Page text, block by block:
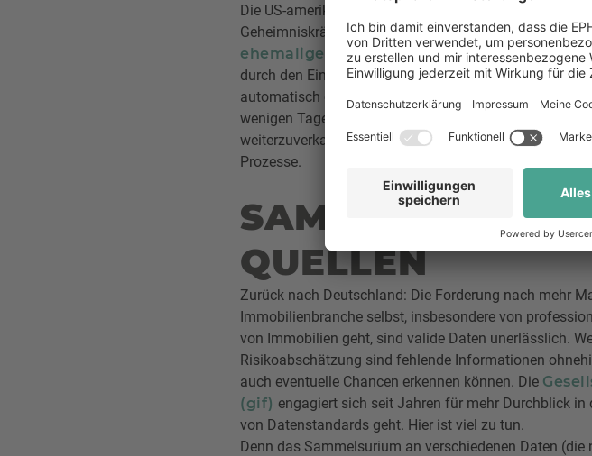
Die US-amerikanische Immobilienplattform Zillow ist
Geheimniskrämerei um Hauspreise in den Staaten
ehemaligen Microsoft-Managern, ist die
durch den Einsatz künstlicher Intelligenz den
automatisch ein Angebot erhalten. Entschließt sich
wenigen Tagen über die Plattform ab. Zunächst kauft
weiterzuverkaufen. Möglich machen das zwei
Prozesse.
SAMMELSURIUM
QUELLEN
Zurück nach Deutschland: Die Forderung nach mehr
Immobilienbranche selbst, insbesondere von
von Immobilien geht, sind valide Daten unerlässlich.
Risikoabschätzung sind fehlende Informationen
auch eventuelle Chancen erkennen können. Die
(gif) engagiert sich seit Jahren für mehr Durchblick
von Datenstandards geht. Hier ist viel zu tun.
Denn das Sammelsurium an verschiedenen Daten